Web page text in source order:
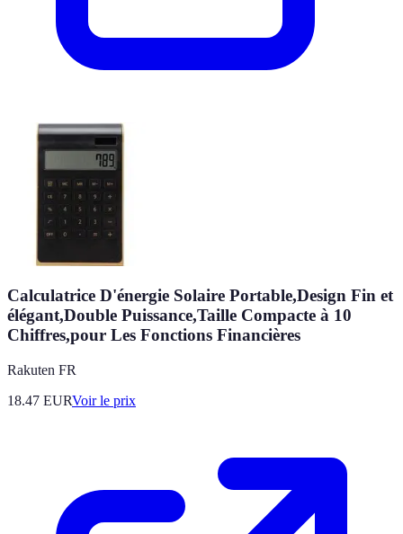
Calculatrice D'énergie Solaire Portable,Design Fin et
élégant,Double Puissance,Taille Compacte à 10
Chiffres,pour Les Fonctions Financières
Rakuten FR
18.47 EURVoir le prix